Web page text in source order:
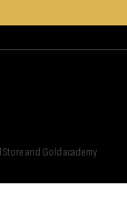
and Gold academy